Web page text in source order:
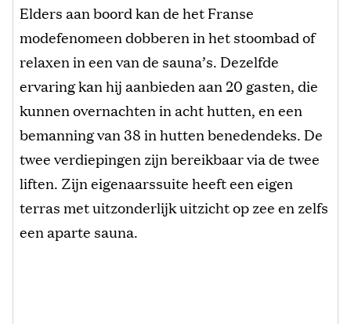
Elders aan boord kan de het Franse
modefenomeen dobberen in het stoombad of
relaxen in een van de sauna’s. Dezelfde
ervaring kan hij aanbieden aan 20 gasten, die
kunnen overnachten in acht hutten, en een
bemanning van 38 in hutten benedendeks. De
twee verdiepingen zijn bereikbaar via de twee
liften. Zijn eigenaarssuite heeft een eigen
terras met uitzonderlijk uitzicht op zee en zelfs
een aparte sauna.